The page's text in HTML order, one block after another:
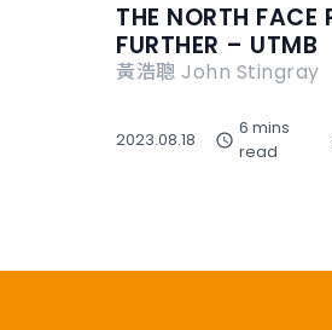
THE NORTH FACE
FURTHER – UTMB
黃浩聰 John Stingray
2023.08.18
6 mins
read